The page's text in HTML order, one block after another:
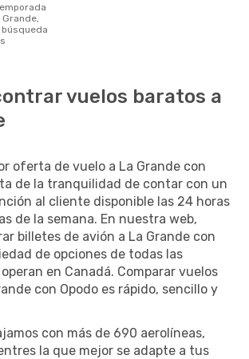
vuelos baratos a
oferta de vuelo a La Grande con
de la tranquilidad de contar con un
al cliente disponible las 24 horas
de la semana. En nuestra web,
billetes de avión a La Grande con
de opciones de todas las
en Canadá. Comparar vuelos
con Opodo es rápido, sencillo y
con más de 690 aerolíneas,
la que mejor se adapte a tus